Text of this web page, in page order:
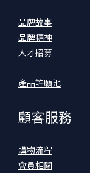
品牌故事
品牌精神
人才招募
產品許願池
顧客服務
購物流程
會員相關